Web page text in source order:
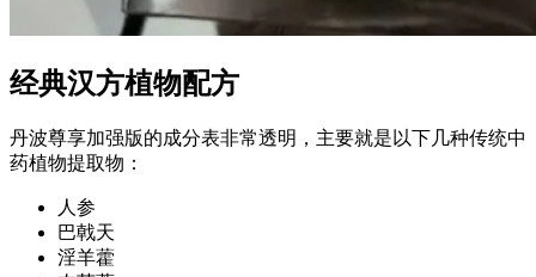
经典汉方植物配方
丹波尊享加强版的成分表非常透明，主要就是以下几种传统中
药植物提取物：
人参
巴戟天
淫羊藿